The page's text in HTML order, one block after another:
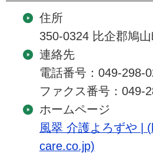
住所
350-0324 比企郡鳩
連絡先
電話番号：049-298-
ファクス番号：049-
ホームページ
風翠 介護よろずや |
care.co.jp)